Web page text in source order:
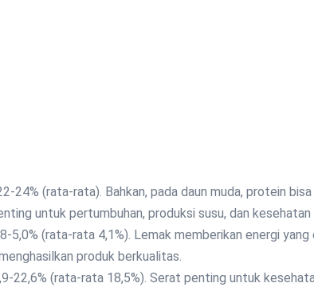
24% (rata-rata). Bahkan, pada daun muda, protein
untuk pertumbuhan, produksi susu, dan
5,0% (rata-rata 4,1%). Lemak memberikan energi
produk berkualitas.
22,6% (rata-rata 18,5%). Serat penting untuk